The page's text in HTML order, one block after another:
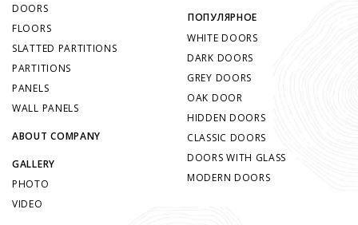
DOORS
FLOORS
SLATTED PARTITIONS
PARTITIONS
PANELS
WALL PANELS
ABOUT COMPANY
GALLERY
PHOTO
VIDEO
ПОПУЛЯРНОЕ
WHITE DOORS
DARK DOORS
GREY DOORS
OAK DOOR
HIDDEN DOORS
CLASSIC DOORS
DOORS WITH GLASS
MODERN DOORS